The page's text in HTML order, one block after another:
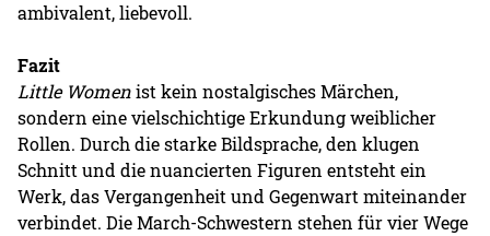
ambivalent, liebevoll.
Fazit
Little Womenist kein nostalgisches Märchen,
sondern eine vielschichtige Erkundung weiblicher
Rollen. Durch die starke Bildsprache, den klugen
Schnitt und die nuancierten Figuren entsteht ein
Werk, das Vergangenheit und Gegenwart miteinander
verbindet. Die March-Schwestern stehen für vier Wege